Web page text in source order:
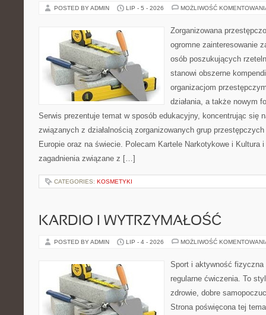
POSTED BY ADMIN LIP - 5 - 2026 MOŻLIWOŚĆ
Zorganizowana
ogromne zainteresowanie
osób poszukujących
stanowi obszerne
organizacjom
działania, a także nowym
Serwis prezentuje temat w sposób edukacyjny, koncentrując się
związanych z działalnością zorganizowanych grup
Europie oraz na świecie. Polecam Kartele Narkotykowe i Kultura
zagadnienia związane z […]
CATEGORIES: KOSMETYKI
KARDIO I WYTRZYMAŁOŚĆ
POSTED BY ADMIN LIP - 4 - 2026 MOŻLIWOŚĆ
Sport i aktywność
regularne ćwiczenia. To
zdrowie, dobre
Strona poświęcona tej